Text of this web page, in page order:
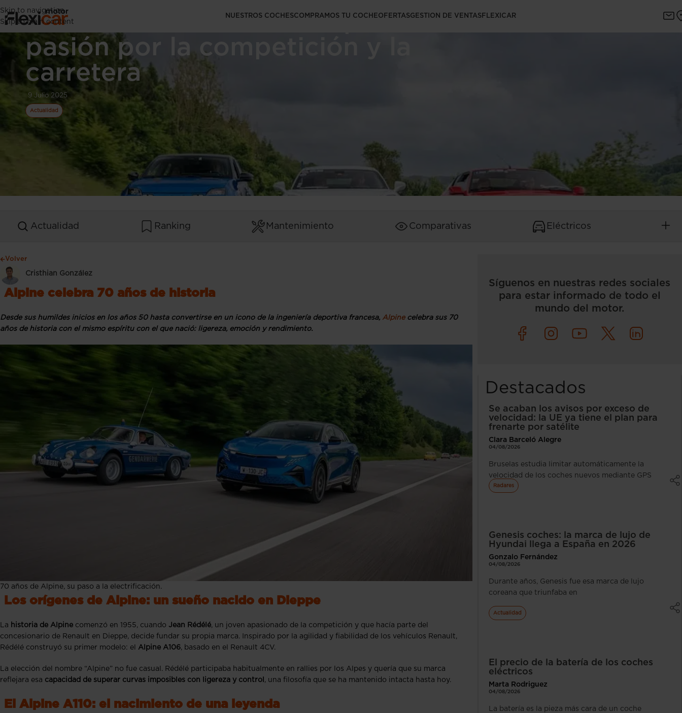
Skip to navigation
Skip to main content
NUESTROS COCHESCOMPRAMOS TU COCHEOFERTASGESTION DE VENTASFLEXICAR
70 años de historia de Alpine:
pasión por la competición y la
carretera
9 Julio 2025
Actualidad
Actualidad Ranking Mantenimiento Comparativas Eléctricos
Volver
Cristhian González
Alpine celebra 70 años de historia
Desde sus humildes inicios en los años 50 hasta convertirse en un icono de la ingeniería deportiva francesa, Alpinecelebra sus 70
años de historia con el mismo espíritu con el que nació: ligereza, emoción y rendimiento.
70 años de Alpine, su paso a la electrificación.
Los orígenes de Alpine: un sueño nacido en Dieppe
La historia de Alpine comenzó en 1955, cuando Jean Rédélé, un joven apasionado de la competición y que hacía parte del
concesionario de Renault en Dieppe, decide fundar su propia marca. Inspirado por la agilidad y fiabilidad de los vehículos Renault,
Rédélé construyó su primer modelo: el Alpine A106, basado en el Renault 4CV.
La elección del nombre “Alpine” no fue casual. Rédélé participaba habitualmente en rallies por los Alpes y quería que su marca
reflejara esa capacidad de superar curvas imposibles con ligereza y control , una filosofía que se ha mantenido intacta hasta hoy.
El Alpine A110: el nacimiento de una leyenda
Síguenos en nuestras redes sociales
para estar informado de todo el
mundo del motor.
Destacados
Se acaban los avisos por exceso de
velocidad: la UE ya tiene el plan para
frenarte por satélite
Clara Barceló Alegre
04/08/2026
Bruselas estudia limitar automáticamente la
velocidad de los coches nuevos mediante GPS
Radares
Genesis coches: la marca de lujo de
Hyundai llega a España en 2026
Gonzalo Fernández
04/08/2026
Durante años, Genesis fue esa marca de lujo
coreana que triunfaba en
Actualidad
El precio de la batería de los coches
eléctricos
Marta Rodriguez
04/08/2026
La batería es la pieza más cara de un coche